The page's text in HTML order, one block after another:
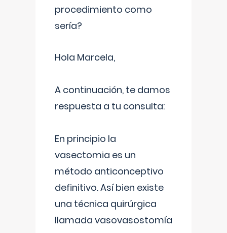
procedimiento como
sería?
Hola Marcela,
A continuación, te damos
respuesta a tu consulta:
En principio la
vasectomia es un
método anticonceptivo
definitivo. Así bien existe
una técnica quirúrgica
llamada vasovasostomía